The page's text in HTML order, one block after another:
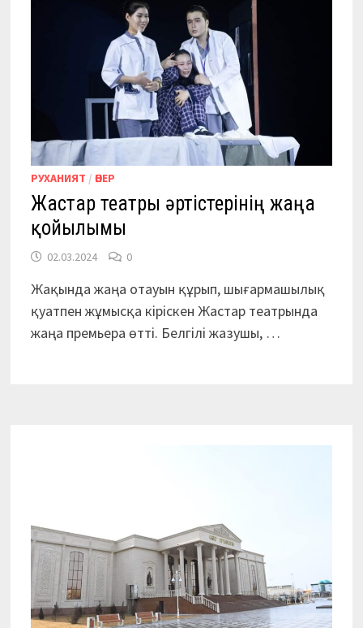
РУХАНИЯТ / ӨНЕР
Жастар театры әртістерінің жаңа
қойылымы
02.03.2024 0
Жақында жаңа отауын құрып, шығармашылық
қуатпен жұмысқа кіріскен Жастар театрында
жаңа премьера өтті. Белгілі жазушы, …